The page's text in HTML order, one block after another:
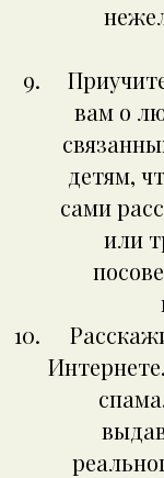
вам о
детям,
сами
или